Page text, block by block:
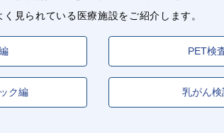
く見られている医療施設をご紹介します。
PET検
ク編 乳がん検